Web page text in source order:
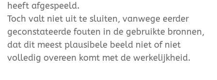
heeft afgespeeld.
Toch valt niet uit te sluiten, vanwege eerder
geconstateerde fouten in de gebruikte bronnen,
dat dit meest plausibele beeld niet of niet
volledig overeen komt met de werkelijkheid.